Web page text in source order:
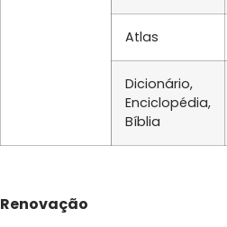
Atlas
Dicionário,
Enciclopédia,
Bíblia
Renovação